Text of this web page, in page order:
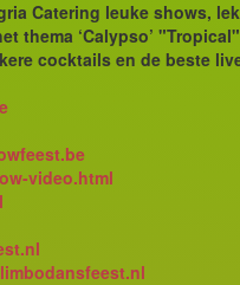
Catering leuke shows,
thema ‘Calypso’
cocktails en de beste
video.html
limbodansfeest.nl